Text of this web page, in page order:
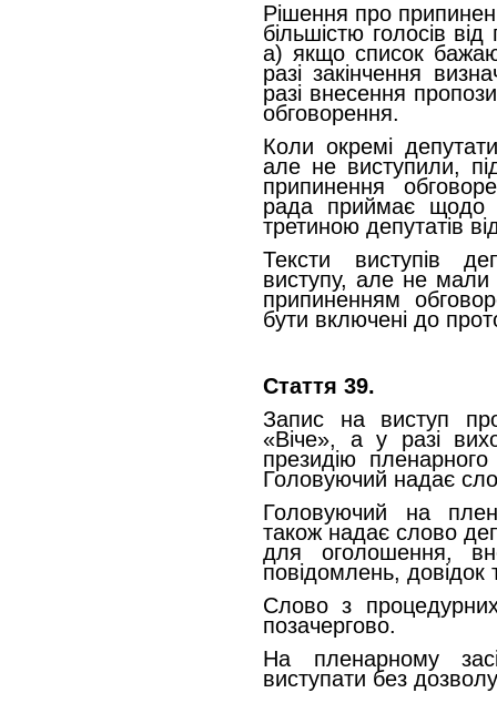
Рішення про
більшістю голосів
а) якщо список
разі закінчення
разі внесення
обговорення.
Коли окремі
але не виступили,
припинення
рада приймає щодо
третиною депутатів
Тексти виступів
виступу, але не мали
припиненням
бути включені до
Стаття 39.
Запис на виступ
«Віче», а у разі
президію
Головуючий надає
Головуючий на
також надає слово
для оголошення,
повідомлень, довідок
Слово з
позачергово.
На пленарному
виступати без